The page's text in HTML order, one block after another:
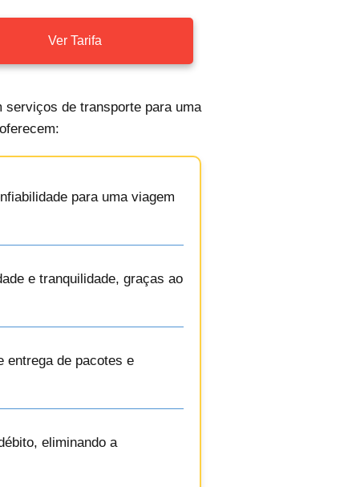
Ver Tarifa
serviços de transporte para uma
para uma viagem
e tranquilidade, graças ao
entrega de pacotes e
eliminando a